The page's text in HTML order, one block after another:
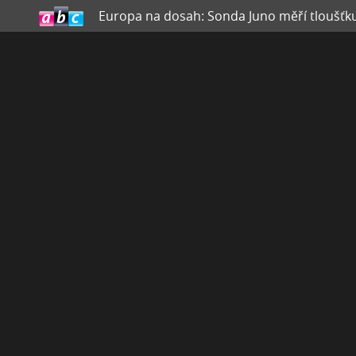
Europa na dosah: Sonda Juno měří